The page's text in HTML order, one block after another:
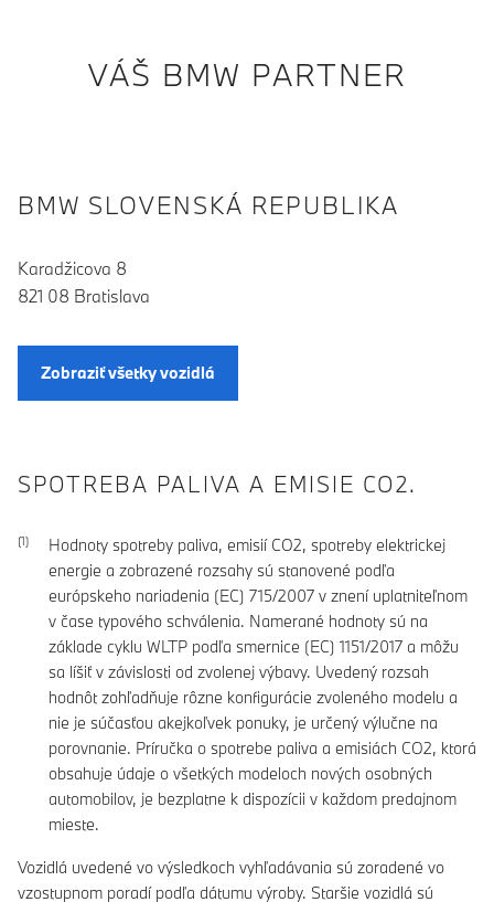
VÁŠ BMW PARTNER
BMW SLOVENSKÁ REPUBLIKA
Karadžicova 8
821 08 Bratislava
Zobraziť všetky vozidlá
SPOTREBA PALIVA A EMISIE CO2.
Hodnoty spotreby paliva, emisií CO2, spotreby elektrickej
energie a zobrazené rozsahy sú stanovené podľa
európskeho nariadenia (EC) 715/2007 v znení uplatniteľnom
v čase typového schválenia. Namerané hodnoty sú na
základe cyklu WLTP podľa smernice (EC) 1151/2017 a môžu
sa líšiť v závislosti od zvolenej výbavy. Uvedený rozsah
hodnôt zohľadňuje rôzne konfigurácie zvoleného modelu a
nie je súčasťou akejkoľvek ponuky, je určený výlučne na
porovnanie. Príručka o spotrebe paliva a emisiách CO2, ktorá
obsahuje údaje o všetkých modeloch nových osobných
automobilov, je bezplatne k dispozícii v každom predajnom
mieste.
Vozidlá uvedené vo výsledkoch vyhľadávania sú zoradené vo
vzostupnom poradí podľa dátumu výroby. Staršie vozidlá sú